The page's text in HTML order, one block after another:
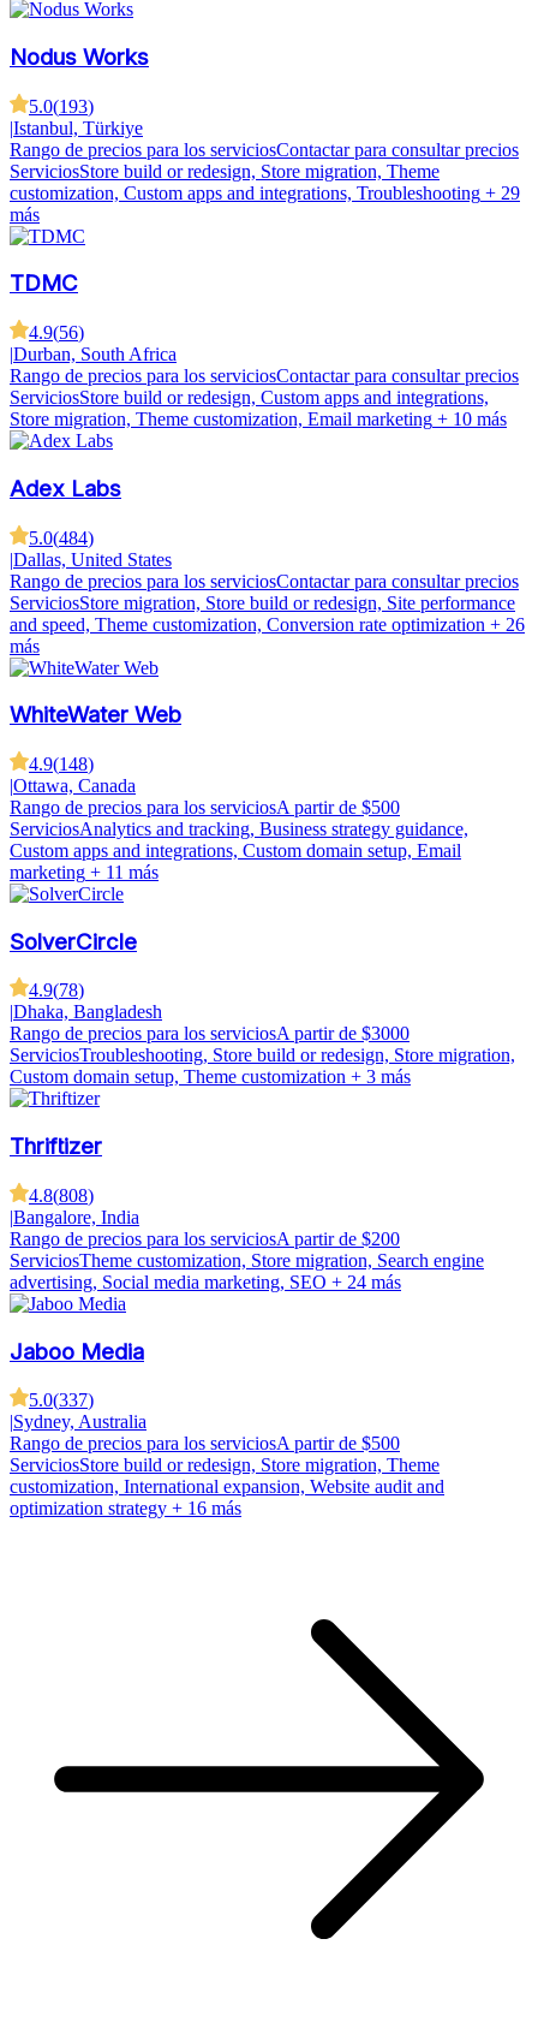
Nodus Works
5.0(193)
|Istanbul, Türkiye
Rango de precios para los serviciosContactar para consultar precios
ServiciosStore build or redesign, Store migration, Theme
customization, Custom apps and integrations, Troubleshooting + 29
más
TDMC
4.9(56)
|Durban, South Africa
Rango de precios para los serviciosContactar para consultar precios
ServiciosStore build or redesign, Custom apps and integrations,
Store migration, Theme customization, Email marketing + 10 más
Adex Labs
5.0(484)
|Dallas, United States
Rango de precios para los serviciosContactar para consultar precios
ServiciosStore migration, Store build or redesign, Site performance
and speed, Theme customization, Conversion rate optimization + 26
más
WhiteWater Web
4.9(148)
|Ottawa, Canada
Rango de precios para los serviciosA partir de $500
ServiciosAnalytics and tracking, Business strategy guidance,
Custom apps and integrations, Custom domain setup, Email
marketing + 11 más
SolverCircle
4.9(78)
|Dhaka, Bangladesh
Rango de precios para los serviciosA partir de $3000
ServiciosTroubleshooting, Store build or redesign, Store migration,
Custom domain setup, Theme customization + 3 más
Thriftizer
4.8(808)
|Bangalore, India
Rango de precios para los serviciosA partir de $200
ServiciosTheme customization, Store migration, Search engine
advertising, Social media marketing, SEO + 24 más
Jaboo Media
5.0(337)
|Sydney, Australia
Rango de precios para los serviciosA partir de $500
ServiciosStore build or redesign, Store migration, Theme
customization, International expansion, Website audit and
optimization strategy + 16 más